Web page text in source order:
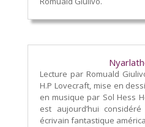
Lecture par Romuald
H.P Lovecraft, mise en
en musique par Sol Hess
est aujourd’hui
écrivain fantastique